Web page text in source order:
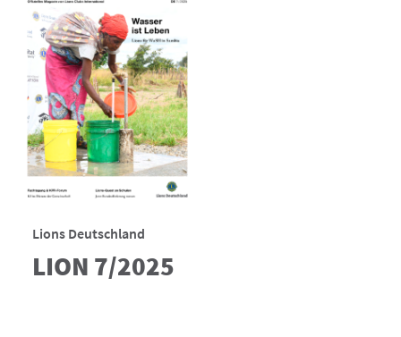
Lions Deutschland
LION 7/2025